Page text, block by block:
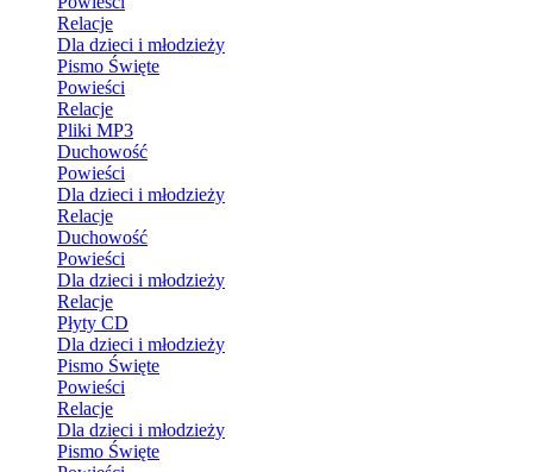
Relacje
Dla dzieci i młodzieży
Pismo Święte
Powieści
Relacje
Pliki MP3
Duchowość
Powieści
Dla dzieci i młodzieży
Relacje
Duchowość
Powieści
Dla dzieci i młodzieży
Relacje
Płyty CD
Dla dzieci i młodzieży
Pismo Święte
Powieści
Relacje
Dla dzieci i młodzieży
Pismo Święte